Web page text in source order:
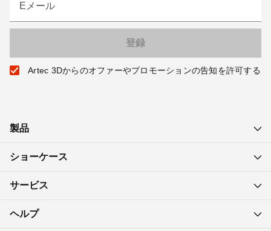
Eメール
Artec 3Dからのオファーやプロモーションの告知を許可する
製品
ショーケース
サービス
ヘルプ